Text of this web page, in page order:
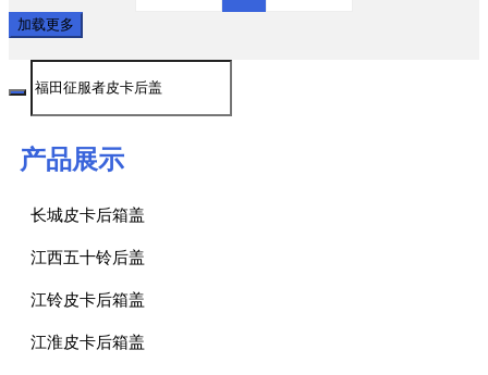
加载更多
产品展示
长城皮卡后箱盖
江西五十铃后盖
江铃皮卡后箱盖
江淮皮卡后箱盖